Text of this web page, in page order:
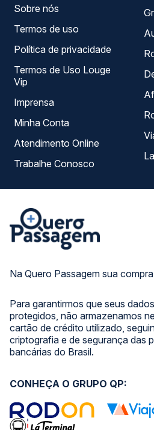
Na Quero Passagem sua
Para garantirmos que seus
protegidos, não armazenamos
cartão de crédito utilizado,
criptografia e de segurança das
bancárias do Brasil.
Sobre nós
Termos de uso
Política de privacidade
Termos de Uso Louge
Vip
Imprensa
Minha Conta
Atendimento Online
Trabalhe Conosco
CONHEÇA O GRUPO QP: